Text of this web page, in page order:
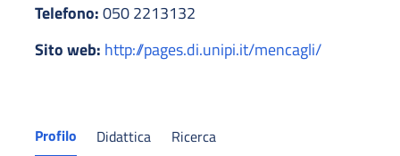
Telefono:050 2213132
Sito web: http://pages.di.unipi.it/mencagli/
Profilo Didattica Ricerca